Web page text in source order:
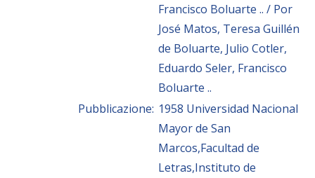
Francisco Boluarte .. / Por
José Matos, Teresa Guillén
de Boluarte, Julio Cotler,
Eduardo Seler, Francisco
Boluarte ..
Pubblicazione: 1958 Universidad Nacional
Mayor de San
Marcos,Facultad de
Letras,Instituto de